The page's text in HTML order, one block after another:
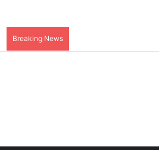
Breaking News